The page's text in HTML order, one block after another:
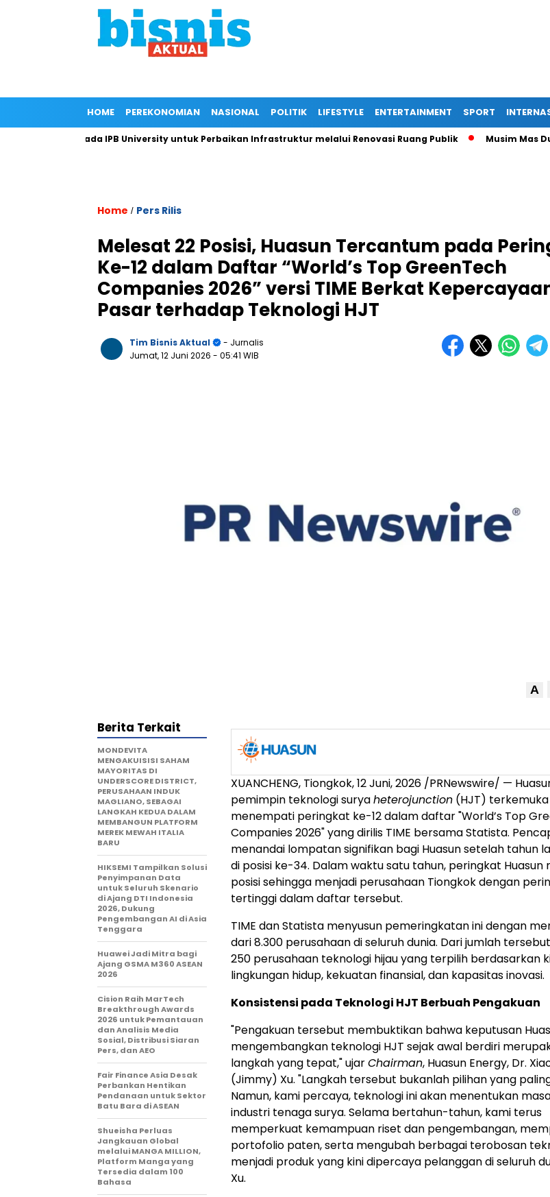
HOME PEREKONOMIAN NASIONAL POLITIK LIFESTYLE ENTERTAINMENT SPORT
Kepada IPB University untuk Perbaikan Infrastruktur melalui Renovasi Ruang Publik Musim Mas
Home / Pers Rilis
Melesat 22 Posisi, Huasun Tercantum pada
Ke-12 dalam Daftar “World’s Top GreenTech
Companies 2026” versi TIME Berkat
Pasar terhadap Teknologi HJT
Tim Bisnis Aktual
- Jurnalis
Jumat, 12 Juni 2026 - 05:41 WIB
A
XUANCHENG, Tiongkok,12 Juni, 2026 /PRNewswire/ —
pemimpin teknologi suryaheterojunction (HJT) terkemuka
menempati peringkat ke-12 dalam daftar "World’s Top
Companies 2026" yang dirilis TIME bersama Statista.
menandai lompatan signifikan bagi Huasun setelah tahun
di posisi ke-34. Dalam waktu satu tahun, peringkat Huasun
posisi sehingga menjadi perusahaan Tiongkok dengan
tertinggi dalam daftar tersebut.
TIME dan Statista menyusun pemeringkatan ini dengan
dari 8.300 perusahaan di seluruh dunia. Dari jumlah
250 perusahaan teknologi hijau yang terpilih berdasarkan
lingkungan hidup, kekuatan finansial, dan kapasitas inovasi.
Konsistensi pada Teknologi HJT Berbuah Pengakuan
"Pengakuan tersebut membuktikan bahwa keputusan
mengembangkan teknologi HJT sejak awal berdiri
langkah yang tepat," ujarChairman, Huasun Energy, Dr.
(Jimmy) Xu. "Langkah tersebut bukanlah pilihan yang
Namun, kami percaya, teknologi ini akan menentukan
industri tenaga surya. Selama bertahun-tahun, kami terus
memperkuat kemampuan riset dan pengembangan,
portofolio paten, serta mengubah berbagai terobosan
menjadi produk yang kini dipercaya pelanggan di seluruh
Xu.
Berita Terkait
MONDEVITA
MENGAKUISISI SAHAM
MAYORITAS DI
UNDERSCORE DISTRICT,
PERUSAHAAN INDUK
MAGLIANO, SEBAGAI
LANGKAH KEDUA DALAM
MEMBANGUN PLATFORM
MEREK MEWAH ITALIA
BARU
HIKSEMI Tampilkan Solusi
Penyimpanan Data
untuk Seluruh Skenario
di Ajang DTI Indonesia
2026, Dukung
Pengembangan AI di Asia
Tenggara
Huawei Jadi Mitra bagi
Ajang GSMA M360 ASEAN
2026
Cision Raih MarTech
Breakthrough Awards
2026 untuk Pemantauan
dan Analisis Media
Sosial, Distribusi Siaran
Pers, dan AEO
Fair Finance Asia Desak
Perbankan Hentikan
Pendanaan untuk Sektor
Batu Bara di ASEAN
Shueisha Perluas
Jangkauan Global
melalui MANGA MILLION,
Platform Manga yang
Tersedia dalam 100
Bahasa